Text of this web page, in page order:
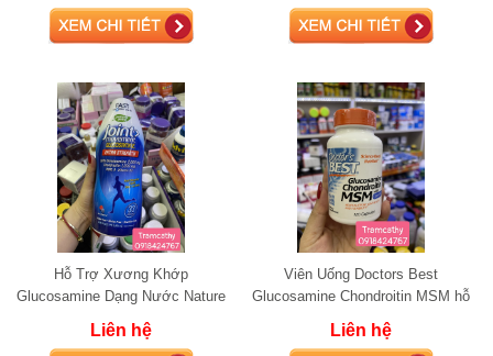
Hỗ Trợ Xương Khớp
Glucosamine Dạng Nước Nature
Way Joint Movement, 1000ml
Liên hệ
Viên Uống Doctors Best
Glucosamine Chondroitin MSM hỗ
trợ xương khớp 120 Viên
Liên hệ